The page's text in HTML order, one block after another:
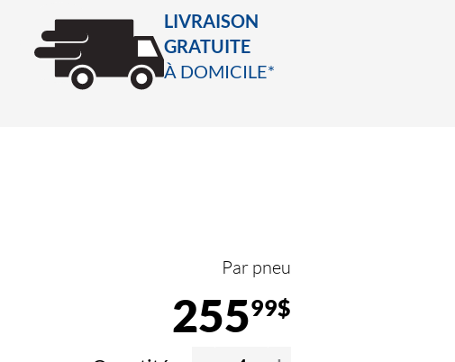
LIVRAISON
GRATUITE
À DOMICILE*
Par pneu
25599$